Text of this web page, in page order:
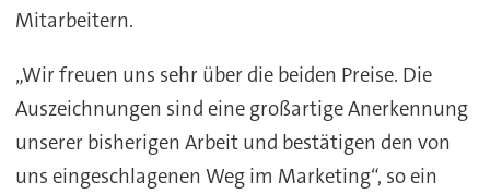
Mitarbeitern.
„Wir freuen uns sehr über die beiden Preise. Die
Auszeichnungen sind eine großartige Anerkennung
unserer bisherigen Arbeit und bestätigen den von
uns eingeschlagenen Weg im Marketing“, so ein